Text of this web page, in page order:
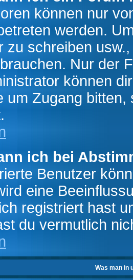
können nur
werden.
zu schreiben
Nur der
können
um Zugang
ich bei
Benutzer
eine
registriert hast
du vermutlich
Was man in